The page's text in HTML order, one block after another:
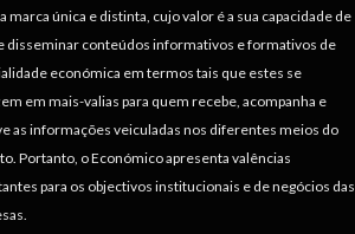
marca única e distinta, cujo valor é a sua capacidade de
disseminar conteúdos informativos e formativos de
económica em termos tais que estes se
em mais-valias para quem recebe, acompanha e
as informações veiculadas nos diferentes meios do
Portanto, o Económico apresenta valências
para os objectivos institucionais e de negócios das